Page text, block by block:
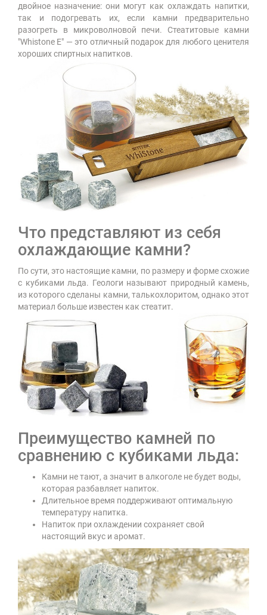
двойное назначение: они могут как охлаждать напитки,
так и подогревать их, если камни предварительно
разогреть в микроволновой печи. Стеатитовые камни
"Whistone E" — это отличный подарок для любого ценителя
хороших спиртных напитков.
Что представляют из себя
охлаждающие камни?
По сути, это настоящие камни, по размеру и форме схожие
с кубиками льда. Геологи называют природный камень,
из которого сделаны камни, талькохлоритом, однако этот
материал больше известен как стеатит.
Преимущество камней по
сравнению с кубиками льда:
Камни не тают, а значит в алкоголе не будет воды,
которая разбавляет напиток.
Длительное время поддерживают оптимальную
температуру напитка.
Напиток при охлаждении сохраняет свой
настоящий вкус и аромат.